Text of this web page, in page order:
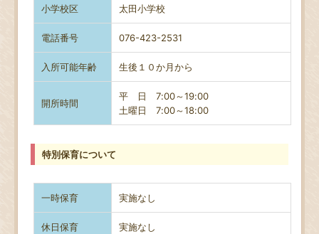
小学校区 太田小学校
電話番号 076-423-2531
入所可能年齢 生後１０か月から
開所時間
平 日 7:00～19:00
土曜日7:00～18:00
特別保育について
一時保育 実施なし
休日保育 実施なし